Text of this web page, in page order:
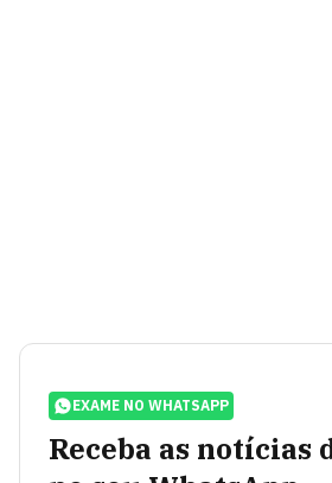
EXAME NO WHATSAPP
Receba as notícias